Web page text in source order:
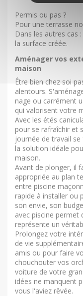
Permis ou pas ?
Pour une terrasse
Dans les autres cas
la surface créée.
Aménager vos
maison
Être bien chez soi
alentours.
nage ou carrément
qui valorisent votre
Avec les étés
pour se rafraîchir et
journée de travail
la solution idéale
maison.
Avant de plonger, il
appropriée au plan
entre piscine
rapide à installer ou
son envie, son
avec piscine permet
représente un
Prolongez votre
de vie
amis ou pour faire
chouchouter vos
voiture de votre
idées ne manquent
vous l'aviez rêvée.